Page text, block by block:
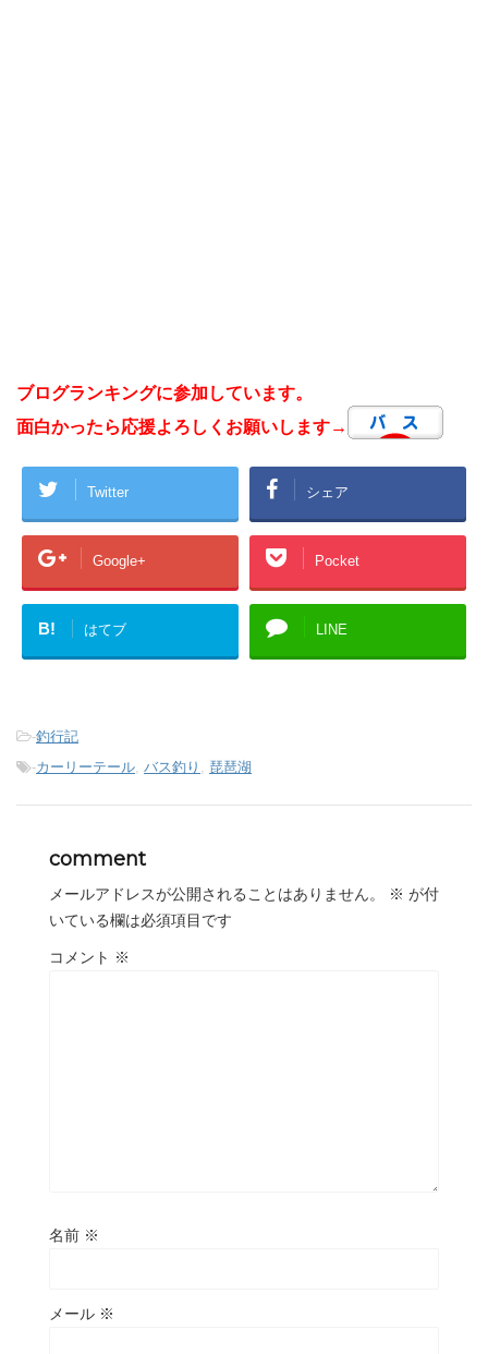
ブログランキングに参加しています。
面白かったら応援よろしくお願いします→
Twitter シェア
Google+ Pocket
B! はてブ LINE
-釣行記
-カーリーテール バス釣り 琵琶湖
comment
メールアドレスが公開されることはありません。 ※ が付
いている欄は必須項目です
コメント ※
名前 ※
メール ※